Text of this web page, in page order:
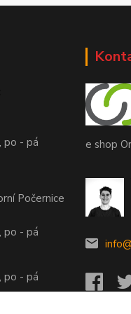
po - pá
Počernice
po - pá
po - pá
e shop